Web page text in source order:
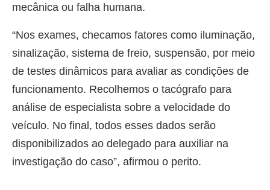
mecânica ou falha humana.
“Nos exames, checamos fatores como iluminação,
sinalização, sistema de freio, suspensão, por meio
de testes dinâmicos para avaliar as condições de
funcionamento. Recolhemos o tacógrafo para
análise de especialista sobre a velocidade do
veículo. No final, todos esses dados serão
disponibilizados ao delegado para auxiliar na
investigação do caso”, afirmou o perito.